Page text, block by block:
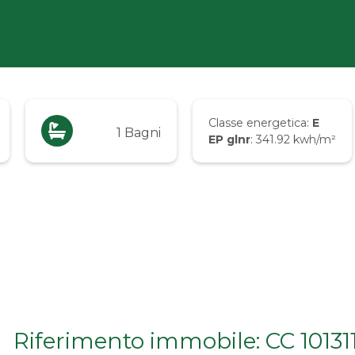
1 Bagni
Classe energetica: E
EP glnr: 341.92 kwh/m²
Riferimento immobile: CC